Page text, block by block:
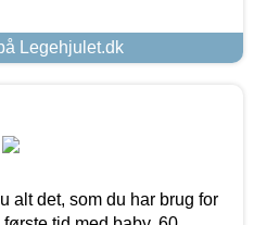
Legehjulet.dk
alt det, som du har brug for